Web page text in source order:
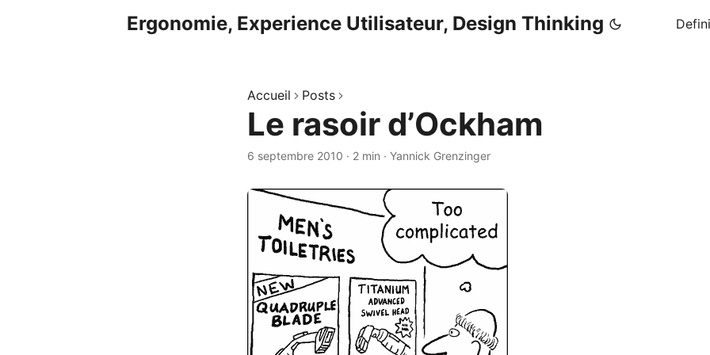
Ergonomie, Experience Utilisateur, Design Thinking
Accueil Posts
Le rasoir d’Ockham
6 septembre 2010 · 2 min · Yannick Grenzinger